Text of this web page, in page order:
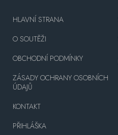
HLAVNÍ STRANA
O SOUTĚŽI
OBCHODNÍ PODMÍNKY
ZÁSADY OCHRANY OSOBNÍCH
ÚDAJŮ
KONTAKT
PŘIHLÁŠKA